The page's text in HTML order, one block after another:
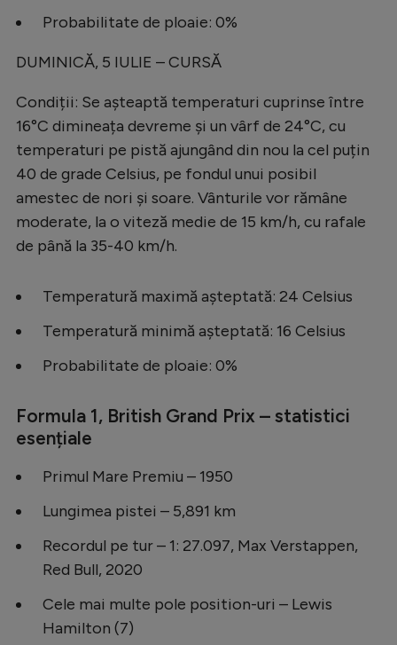
Probabilitate de ploaie: 0%
DUMINICĂ, 5 IULIE – CURSĂ
Condiții: Se așteaptă temperaturi cuprinse între
16°C dimineața devreme și un vârf de 24°C, cu
temperaturi pe pistă ajungând din nou la cel puțin
40 de grade Celsius, pe fondul unui posibil
amestec de nori și soare. Vânturile vor rămâne
moderate, la o viteză medie de 15 km/h, cu rafale
de până la 35-40 km/h.
Temperatură maximă așteptată: 24 Celsius
Temperatură minimă așteptată: 16 Celsius
Probabilitate de ploaie: 0%
Formula 1, British Grand Prix – statistici
esențiale
Primul Mare Premiu – 1950
Lungimea pistei – 5,891 km
Recordul pe tur – 1: 27.097, Max Verstappen,
Red Bull, 2020
Cele mai multe pole position-uri – Lewis
Hamilton (7)